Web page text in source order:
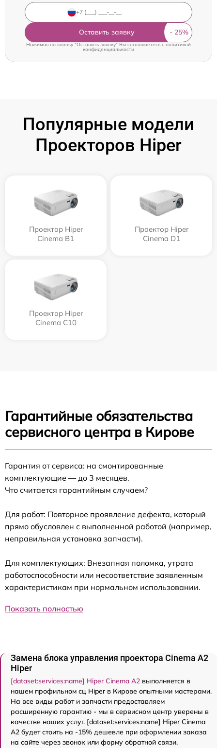
Оставить заявку
Нажимая на кнопку "Оставить заявку" Вы соглашаетесь cполитикой
конфиденциальности
Популярные модели
Проекторов Hiper
Проектор Hiper
Cinema B1
Проектор Hiper
Cinema D1
Проектор Hiper
Cinema C10
Гарантийные обязательства
сервисного центра в Кирове
Гарантия от сервиса: на смонтированные
комплектующие — до 3 месяцев.
Что считается гарантийным случаем?
Для работ: Повторное проявление дефекта, который
прямо обусловлен с выполненной работой (например,
неправильная установка запчасти).
Для комплектующих: Внезапная поломка, утрата
работоспособности или несоответствие заявленным
характеристикам при нормальном использовании.
Показать полностью
Замена блока управления проектора Cinema A2
Hiper
[dataset:services:name] Hiper Cinema A2 выполняется в
нашем профильном сц Hiper в Кирове опытными мастерами.
На все виды работ и запчасти предоставляем
расширенную гарантию - мы в сервисном центр уверены в
качестве наших услуг. [dataset:services:name] Hiper Cinema
A2 будет стоить на -15% дешевле при оформлении заказа
на сайте через звонок или форму обратной связи.